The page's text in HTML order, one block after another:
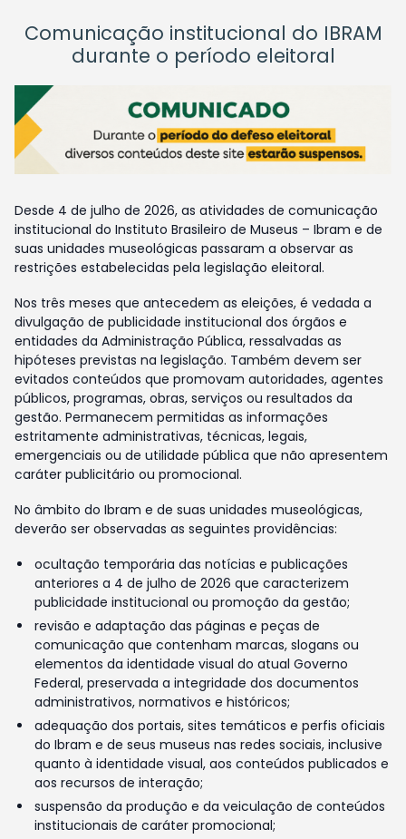
Comunicação institucional do IBRAM
durante o período eleitoral
Desde 4 de julho de 2026, as atividades de comunicação
institucional do Instituto Brasileiro de Museus – Ibram e de
suas unidades museológicas passaram a observar as
restrições estabelecidas pela legislação eleitoral.
Nos três meses que antecedem as eleições, é vedada a
divulgação de publicidade institucional dos órgãos e
entidades da Administração Pública, ressalvadas as
hipóteses previstas na legislação. Também devem ser
evitados conteúdos que promovam autoridades, agentes
públicos, programas, obras, serviços ou resultados da
gestão. Permanecem permitidas as informações
estritamente administrativas, técnicas, legais,
emergenciais ou de utilidade pública que não apresentem
caráter publicitário ou promocional.
No âmbito do Ibram e de suas unidades museológicas,
deverão ser observadas as seguintes providências:
ocultação temporária das notícias e publicações
anteriores a 4 de julho de 2026 que caracterizem
publicidade institucional ou promoção da gestão;
revisão e adaptação das páginas e peças de
comunicação que contenham marcas, slogans ou
elementos da identidade visual do atual Governo
Federal, preservada a integridade dos documentos
administrativos, normativos e históricos;
adequação dos portais, sites temáticos e perfis oficiais
do Ibram e de seus museus nas redes sociais, inclusive
quanto à identidade visual, aos conteúdos publicados e
aos recursos de interação;
suspensão da produção e da veiculação de conteúdos
institucionais de caráter promocional;